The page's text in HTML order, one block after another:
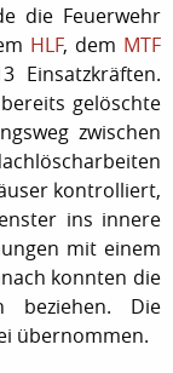
die Feuerwehr
HLF, dem MTF
Einsatzkräften.
gelöschte
zwischen
kontrolliert,
ins innere
mit einem
konnten die
beziehen. Die
übernommen.